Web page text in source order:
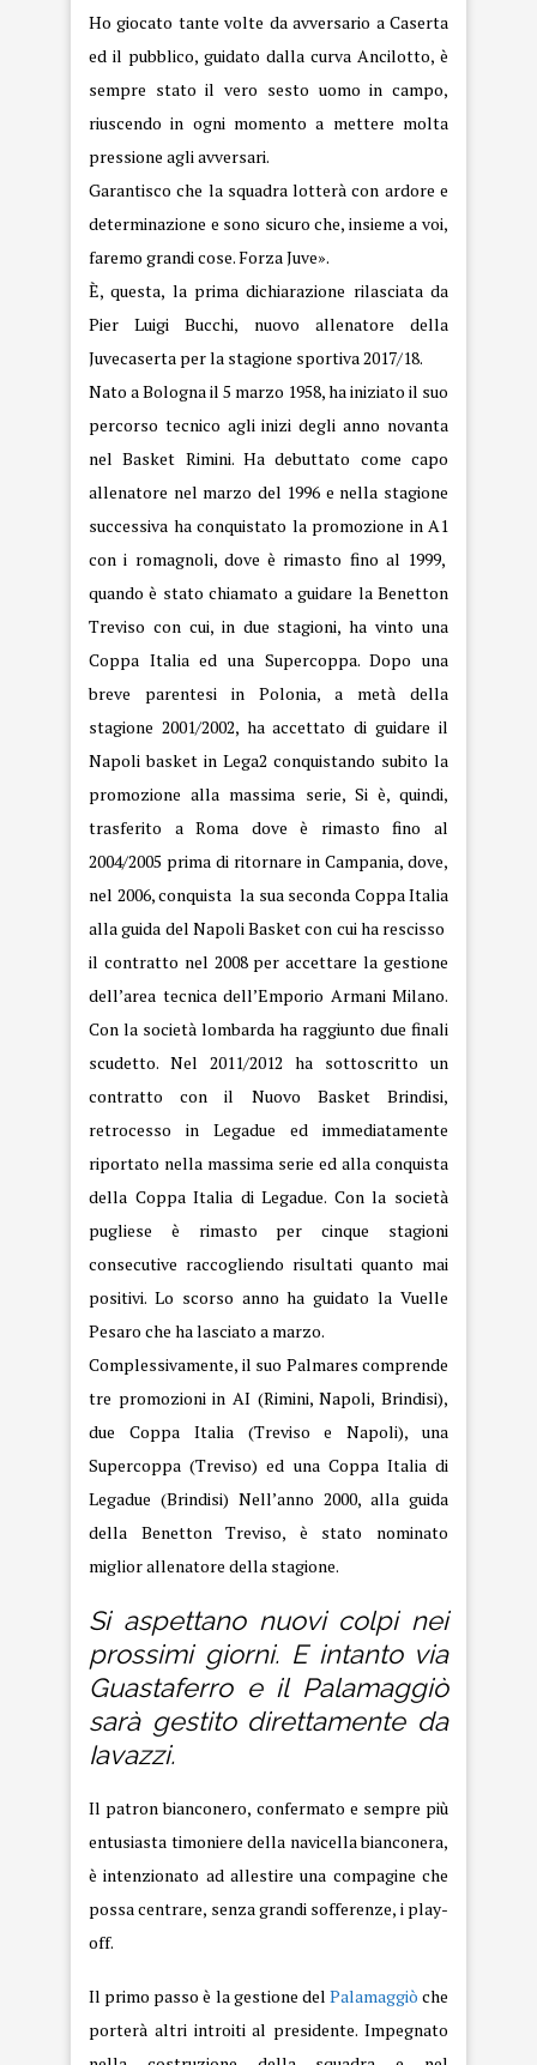
Ho giocato tante volte da avversario a Caserta
ed il pubblico, guidato dalla curva Ancilotto, è
sempre stato il vero sesto uomo in campo,
riuscendo in ogni momento a mettere molta
pressione agli avversari.
Garantisco che la squadra lotterà con ardore e
determinazione e sono sicuro che, insieme a voi,
faremo grandi cose. Forza Juve».
È, questa, la prima dichiarazione rilasciata da
Pier Luigi Bucchi, nuovo allenatore della
Juvecaserta per la stagione sportiva 2017/18.
Nato a Bologna il 5 marzo 1958, ha iniziato il suo
percorso tecnico agli inizi degli anno novanta
nel Basket Rimini. Ha debuttato come capo
allenatore nel marzo del 1996 e nella stagione
successiva ha conquistato la promozione in A1
con i romagnoli, dove è rimasto fino al 1999,
quando è stato chiamato a guidare la Benetton
Treviso con cui, in due stagioni, ha vinto una
Coppa Italia ed una Supercoppa. Dopo una
breve parentesi in Polonia, a metà della
stagione 2001/2002, ha accettato di guidare il
Napoli basket in Lega2 conquistando subito la
promozione alla massima serie, Si è, quindi,
trasferito a Roma dove è rimasto fino al
2004/2005 prima di ritornare in Campania, dove,
nel 2006, conquista la sua seconda Coppa Italia
alla guida del Napoli Basket con cui ha rescisso
il contratto nel 2008 per accettare la gestione
dell’area tecnica dell’Emporio Armani Milano.
Con la società lombarda ha raggiunto due finali
scudetto. Nel 2011/2012 ha sottoscritto un
contratto con il Nuovo Basket Brindisi,
retrocesso in Legadue ed immediatamente
riportato nella massima serie ed alla conquista
della Coppa Italia di Legadue. Con la società
pugliese è rimasto per cinque stagioni
consecutive raccogliendo risultati quanto mai
positivi. Lo scorso anno ha guidato la Vuelle
Pesaro che ha lasciato a marzo.
Complessivamente, il suo Palmares comprende
tre promozioni in AI (Rimini, Napoli, Brindisi),
due Coppa Italia (Treviso e Napoli), una
Supercoppa (Treviso) ed una Coppa Italia di
Legadue (Brindisi) Nell’anno 2000, alla guida
della Benetton Treviso, è stato nominato
miglior allenatore della stagione.
Si aspettano nuovi colpi nei
prossimi giorni. E intanto via
Guastaferro e il Palamaggiò
sarà gestito direttamente da
Iavazzi.
Il patron bianconero, confermato e sempre più
entusiasta timoniere della navicella bianconera,
è intenzionato ad allestire una compagine che
possa centrare, senza grandi sofferenze, i play-
off.
Il primo passo è la gestione del Palamaggiò che
porterà altri introiti al presidente. Impegnato